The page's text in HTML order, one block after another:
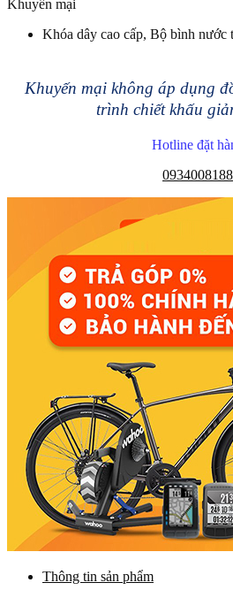
Khuyến mại
Khóa dây cao cấp, Bộ bình nước
Khuyến mại không áp dụng
trình chiết khấu
Hotline đặt
0934008188
Thông tin sản phẩm